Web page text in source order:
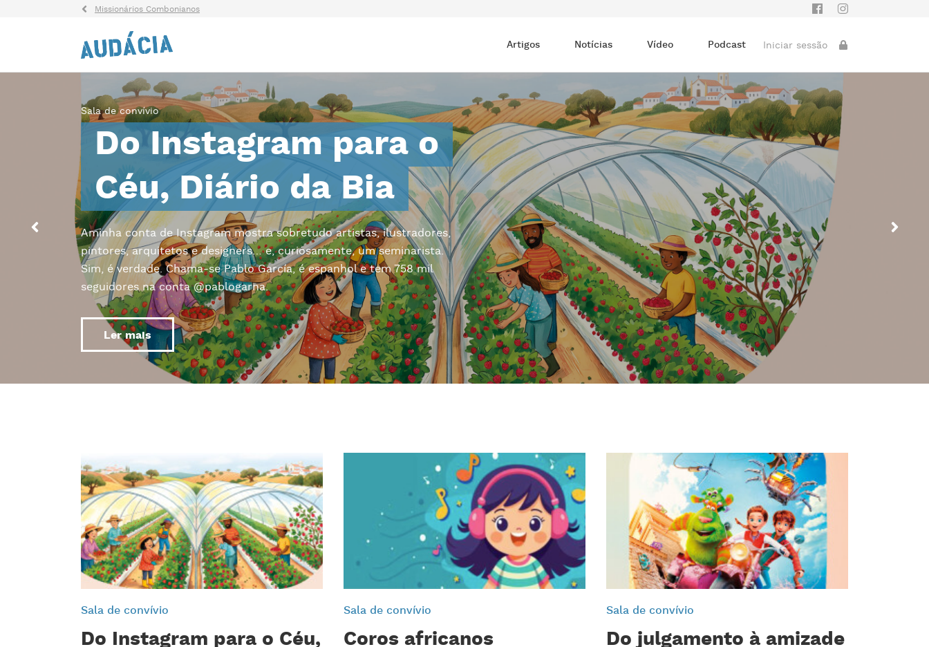
Missionários Combonianos
Artigos Notícias Vídeo Podcast Iniciar sessão
Sala de convívio
Do Instagram para o
Céu, Diário da Bia
Aminha conta de Instagram mostra sobretudo artistas, ilustradores,
pintores, arquitetos e designers… e, curiosamente, um seminarista.
Sim, é verdade. Chama-se Pablo García, é espanhol e tem 758 mil
seguidores na conta @pablogarna.
Ler mais
Sala de convívio
Do Instagram para o Céu,
Sala de convívio
Coros africanos
Sala de convívio
Do julgamento à amizade